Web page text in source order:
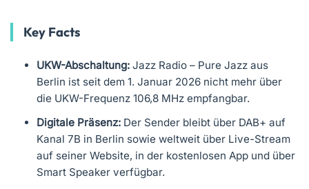
Key Facts
UKW-Abschaltung: Jazz Radio – Pure Jazz aus
Berlin ist seit dem 1. Januar 2026 nicht mehr über
die UKW-Frequenz 106,8 MHz empfangbar.
Digitale Präsenz: Der Sender bleibt über DAB+ auf
Kanal 7B in Berlin sowie weltweit über Live-Stream
auf seiner Website, in der kostenlosen App und über
Smart Speaker verfügbar.